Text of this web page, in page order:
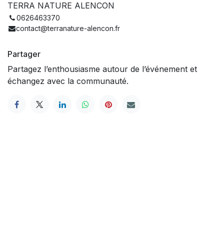
TERRA NATURE ALENCON
0626463370
contact@terranature-alencon.fr
Partager
Partagez l’enthousiasme autour de l’événement et
échangez avec la communauté.